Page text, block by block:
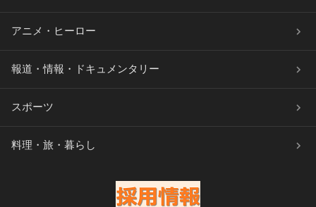
アニメ・ヒーロー
報道・情報・ドキュメンタリー
スポーツ
料理・旅・暮らし